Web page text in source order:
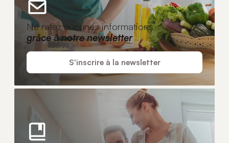
Ne ratez aucunes informations
grâce à notre newsletter
S'inscrire à la newsletter